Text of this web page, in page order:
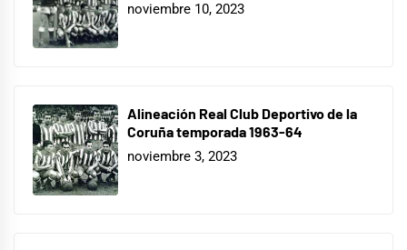
noviembre 10, 2023
Alineación Real Club Deportivo de la
Coruña temporada 1963-64
noviembre 3, 2023